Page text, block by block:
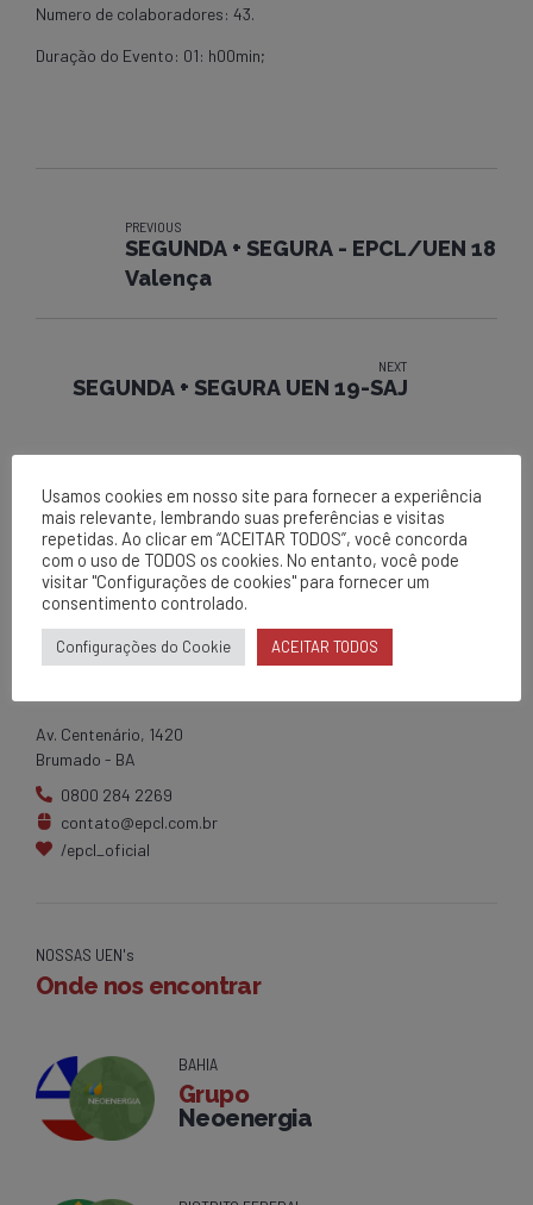
Numero de colaboradores: 43.
Duração do Evento: 01: h00min;
PREVIOUS
SEGUNDA + SEGURA - EPCL/UEN 18
Valença
NEXT
SEGUNDA + SEGURA UEN 19-SAJ
EPCL
Av. Centenário, 1420
Brumado - BA
0800 284 2269
contato@epcl.com.br
/epcl_oficial
NOSSAS UEN's
Onde nos encontrar
BAHIA
Grupo
Neoenergia
Usamos cookies em nosso site para fornecer a experiência
mais relevante, lembrando suas preferências e visitas
repetidas. Ao clicar em “ACEITAR TODOS”, você concorda
com o uso de TODOS os cookies. No entanto, você pode
visitar "Configurações de cookies" para fornecer um
consentimento controlado.
Configurações do Cookie ACEITAR TODOS